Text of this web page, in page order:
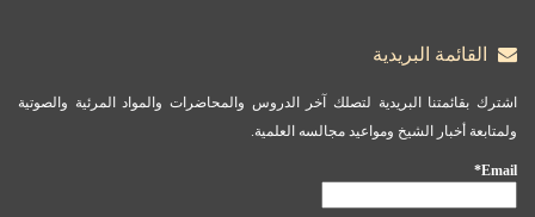
القائمة البريدية
اشترك بقائمتنا البريدية لتصلك آخر الدروس والمحاضرات والمواد المرئية والصوتية
ولمتابعة أخبار الشيخ ومواعيد مجالسه العلمية.
Email*